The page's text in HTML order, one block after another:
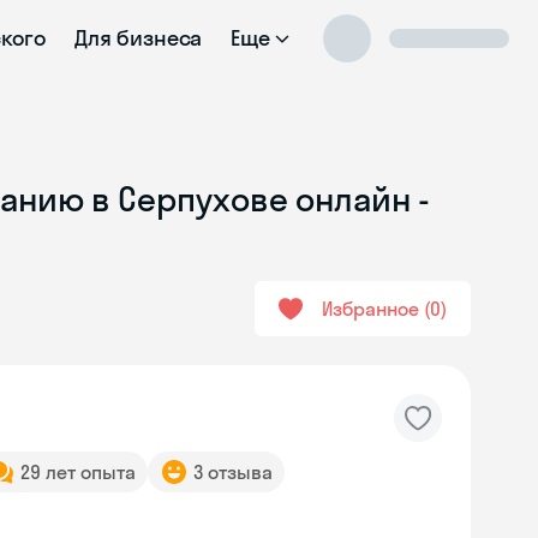
Для бизнеса Еще
в Серпухове онлайн -
Избранное 0
29 лет опыта 3 отзыва